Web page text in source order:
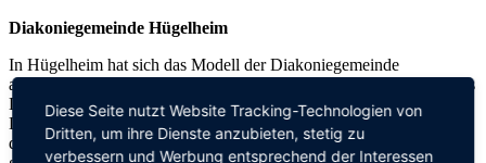
Diakoniegemeinde Hügelheim
In Hügelheim hat sich das Modell der Diakoniegemeinde
ausgeprägt. Die Evangelische Kirchengemeinde Hügelheim und das
Diakonische Werk Breisgau-Hochschwarzwald, vertreten durch die
Diakonische Initiative in Hügelheim, arbeiten Hand in Hand, um
den Menschen durch ein umfassendes Angebot von Seelsorge,
Diese Seite nutzt Website Tracking-Technologien von
Dritten, um ihre Dienste anzubieten, stetig zu
verbessern und Werbung entsprechend der Interessen